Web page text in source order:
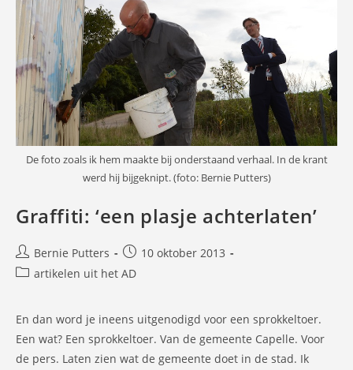
De foto zoals ik hem maakte bij onderstaand verhaal. In de krant
werd hij bijgeknipt. (foto: Bernie Putters)
Graffiti: ‘een plasje achterlaten’
Bericht
auteur:
Bernie Putters
Bericht
gepubliceerd
10 oktober 2013
Berichtcategorie:
artikelen uit het AD
En dan word je ineens uitgenodigd voor een sprokkeltoer.
Een wat? Een sprokkeltoer. Van de gemeente Capelle. Voor
de pers. Laten zien wat de gemeente doet in de stad. Ik